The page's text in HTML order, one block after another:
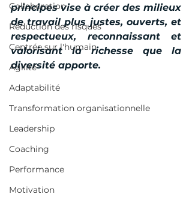
Collaboration
Réduction des risques
Centrée sur l'humain
Agilité
Adaptabilité
Transformation organisationnelle
Leadership
Coaching
Performance
Motivation
principes vise à créer des milieux
de travail plus justes, ouverts, et
respectueux, reconnaissant et
valorisant la richesse que la
diversité apporte.